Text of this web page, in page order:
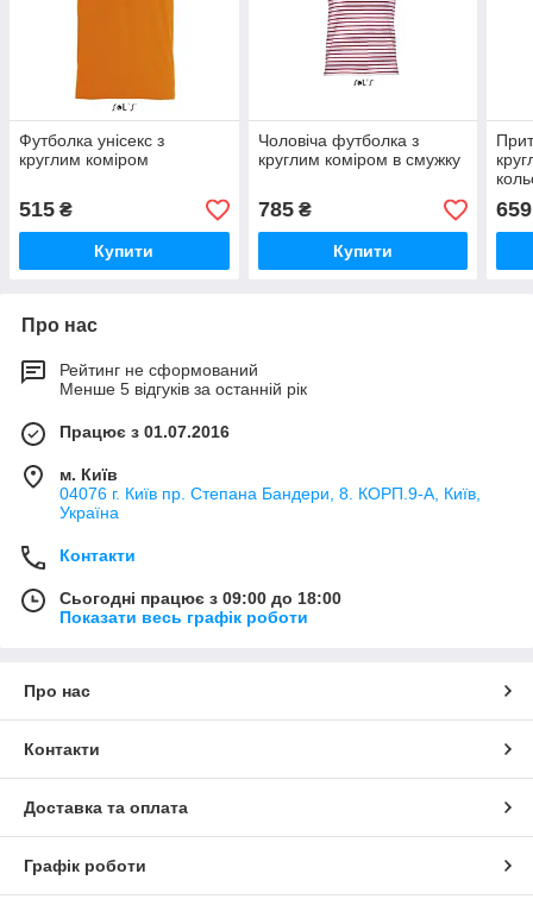
Футболка унісекс з
круглим коміром
515 ₴
Купити
Чоловіча футболка з
круглим коміром в смужку
785₴
Купити
659
Про нас
Рейтинг не сформований
Менше 5 відгуків за останній рік
Працює з 01.07.2016
м. Київ
04076 г. Київ пр. Степана Бандери, 8. КОРП.9-А, Київ,
Україна
Контакти
Сьогодні працює з 09:00 до 18:00
Показати весь графік роботи
Про нас
Контакти
Доставка та оплата
Графік роботи